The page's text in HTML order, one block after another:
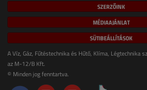
SZERZŐINK
MÉDIAAJÁNLAT
SÜTIBEÁLLÍTÁSOK
A Víz, Gáz, Fűtéstechnika és Hűtő, Klíma, Légtechnika
az M-12/B Kft.
© Minden jog fenntartva.